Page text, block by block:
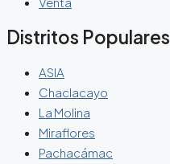
Distritos Populares
ASIA
Chaclacayo
La Molina
Miraflores
Pachacámac